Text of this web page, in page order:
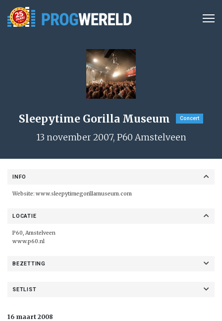
Sleepytime Gorilla Museum Concert
13 november 2007, P60 Amstelveen
INFO
Website: www.sleepytimegorillamuseum.com
LOCATIE
P60, Amstelveen
www.p60.nl
BEZETTING
SETLIST
16 maart 2008